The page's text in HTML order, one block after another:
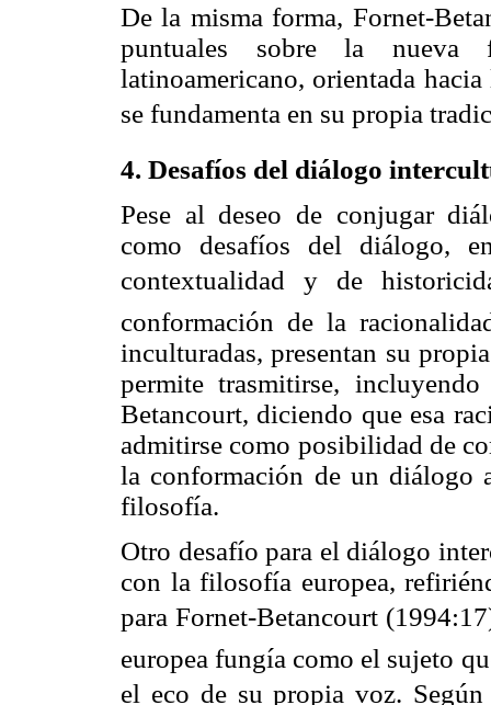
De la misma forma, Fornet-
puntuales sobre la nueva
latinoamericano, orientada
se fundamenta en su propia
4. Desafíos del diálogo
Pese al deseo de conjugar
como desafíos del diálogo,
contextualidad y de
conformación de la
inculturadas, presentan su
permite trasmitirse,
Betancourt, diciendo que esa
admitirse como posibilidad de
la conformación de un diálogo
filosofía.
Otro desafío para el diálogo
con la filosofía europea,
para Fornet-Betancourt
europea fungía como el sujeto
el eco de su propia voz.